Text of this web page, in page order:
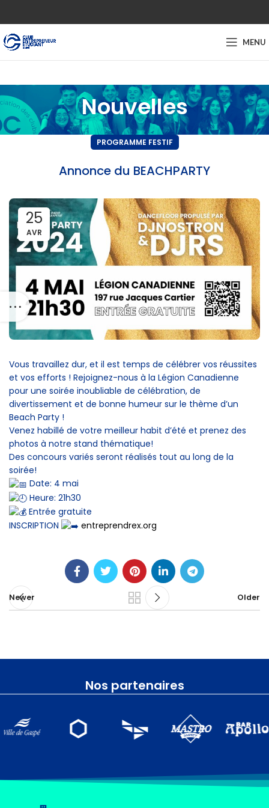
MENU
Nouvelles
PROGRAMME FESTIF
Annonce du BEACHPARTY
25
AVR
Vous travaillez dur, et il est temps de célébrer vos réussites
et vos efforts ! Rejoignez-nous à la Légion Canadienne
pour une soirée inoubliable de célébration, de
divertissement et de bonne humeur sur le thème d’un
Beach Party !
Venez habillé de votre meilleur habit d’été et prenez des
photos à notre stand thématique!
Des concours variés seront réalisés tout au long de la
soirée!
Date: 4 mai
Heure: 21h30
Entrée gratuite
INSCRIPTION
entreprendrex.org
Newer Older
Nos partenaires